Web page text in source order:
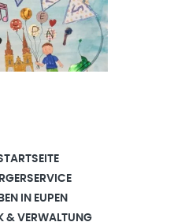
IN EUPEN
& VERWALTUNG